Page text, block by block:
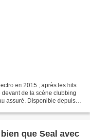
en 2015 ; après les hits
devant de la scène clubbing
assuré. Disponible depuis le
que Seal avec